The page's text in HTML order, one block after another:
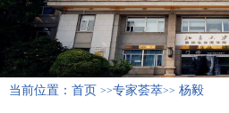
当前位置： 首页 >>专家荟萃>> 杨毅